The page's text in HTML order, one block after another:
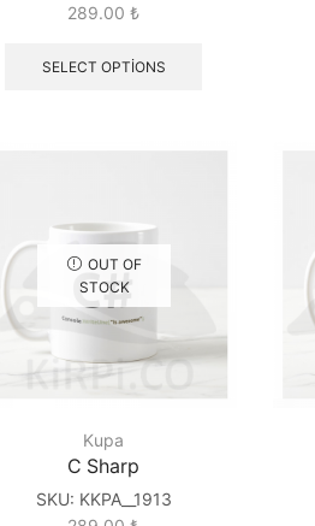
289.00 ₺
SELECT OPTIONS
OUT OF
STOCK
Kupa
C Sharp
SKU: KKPA__1913